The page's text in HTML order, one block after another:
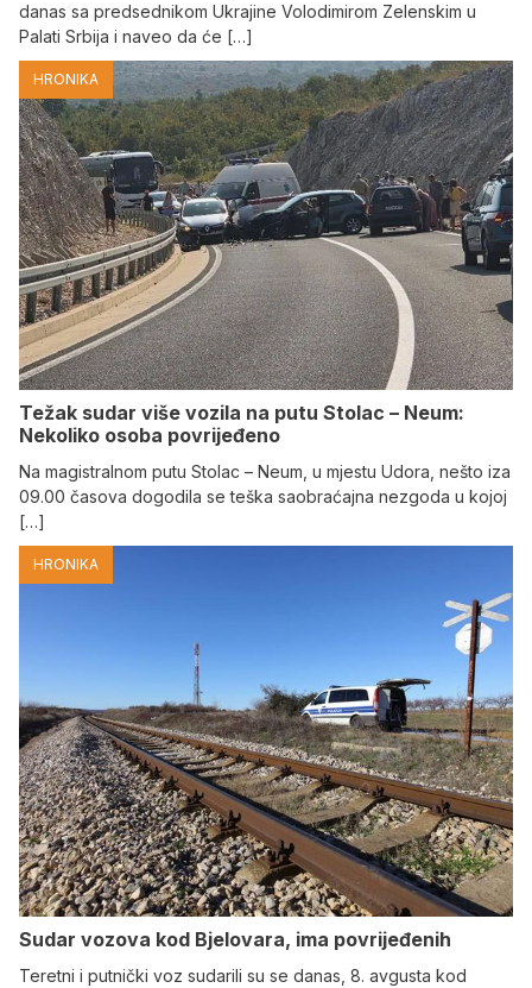
danas sa predsednikom Ukrajine Volodimirom Zelenskim u
Palati Srbija i naveo da će […]
HRONIKA
Težak sudar više vozila na putu Stolac – Neum:
Nekoliko osoba povrijeđeno
Na magistralnom putu Stolac – Neum, u mjestu Udora, nešto iza
09.00 časova dogodila se teška saobraćajna nezgoda u kojoj
[…]
HRONIKA
Sudar vozova kod Bjelovara, ima povrijeđenih
Teretni i putnički voz sudarili su se danas, 8. avgusta kod